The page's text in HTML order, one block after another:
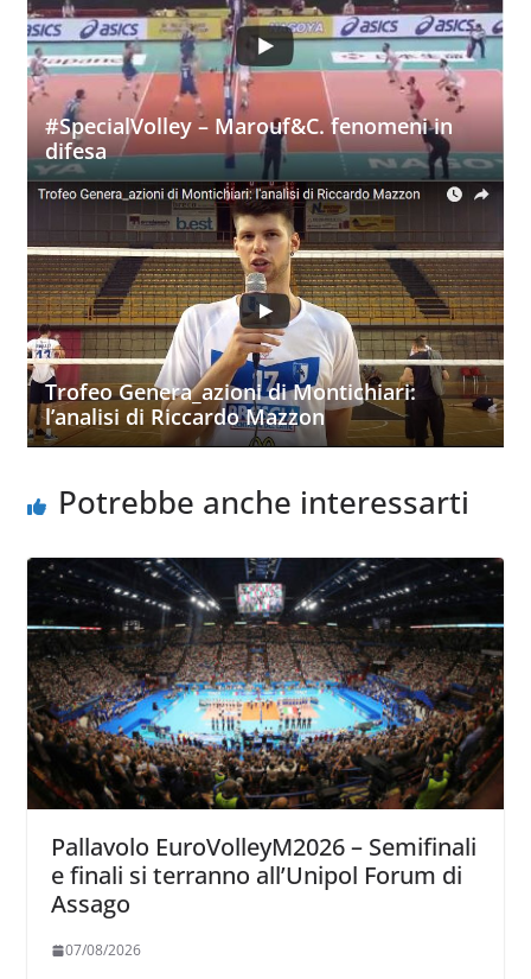
#SpecialVolley – Marouf&C. fenomeni in
difesa
Trofeo Genera_azioni di Montichiari:
l’analisi di Riccardo Mazzon
Potrebbe anche interessarti
Pallavolo EuroVolleyM2026 – Semifinali
e finali si terranno all’Unipol Forum di
Assago
07/08/2026